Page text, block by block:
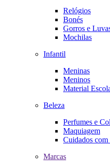
Relógios
Bonés
Gorros e
Mochilas
Infantil
Meninas
Meninos
Material
Beleza
Perfumes e
Maquiagem
Cuidados com
Marcas